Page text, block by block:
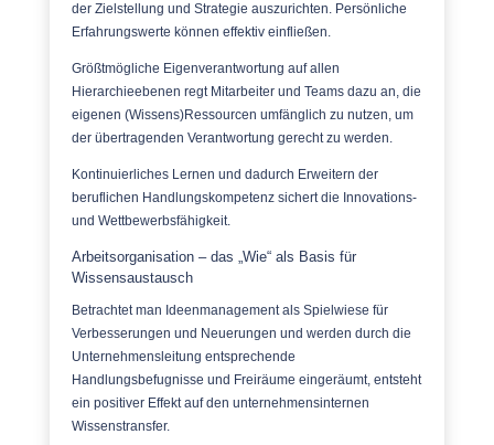
der Zielstellung und Strategie auszurichten. Persönliche
Erfahrungswerte können effektiv einfließen.
Größtmögliche Eigenverantwortung auf allen
Hierarchieebenen regt Mitarbeiter und Teams dazu an, die
eigenen (Wissens)Ressourcen umfänglich zu nutzen, um
der übertragenden Verantwortung gerecht zu werden.
Kontinuierliches Lernen und dadurch Erweitern der
beruflichen Handlungskompetenz sichert die Innovations-
und Wettbewerbsfähigkeit.
Arbeitsorganisation – das „Wie“ als Basis für
Wissensaustausch
Betrachtet man Ideenmanagement als Spielwiese für
Verbesserungen und Neuerungen und werden durch die
Unternehmensleitung entsprechende
Handlungsbefugnisse und Freiräume eingeräumt, entsteht
ein positiver Effekt auf den unternehmensinternen
Wissenstransfer.